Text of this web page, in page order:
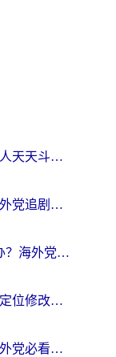
海外党必看：怎么在国外玩真人天天斗地主？附证券开户、音乐定位修改全攻略
他趣国外地区限制怎么办？海外党追剧听歌看直播的一站式解决方案
在英国用1号店地区限制怎么办？海外党必看的回国加速全攻略
在马来西亚用邮储银行怎么把定位修改到中国国内？3个海外生活痛点一次解决
怎么在国外玩五林五子棋？海外党必看的回国加速全攻略（附优酷荔枝FM解决方法）